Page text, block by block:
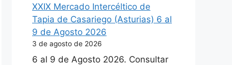
XXIX Mercado Intercéltico de
Tapia de Casariego (Asturias) 6 al
9 de Agosto 2026
3 de agosto de 2026
6 al 9 de Agosto 2026. Consultar